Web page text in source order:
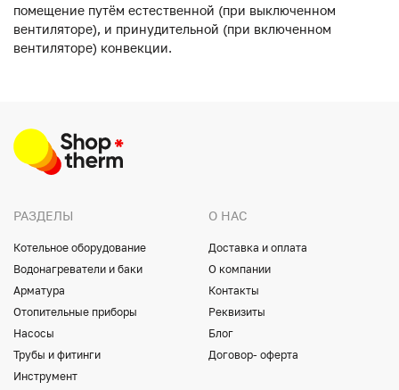
помещение путём естественной (при выключенном
вентиляторе), и принудительной (при включенном
вентиляторе) конвекции.
РАЗДЕЛЫ
Котельное оборудование
Водонагреватели и баки
Арматура
Отопительные приборы
Насосы
Трубы и фитинги
Инструмент
О НАС
Доставка и оплата
О компании
Контакты
Реквизиты
Блог
Договор- оферта